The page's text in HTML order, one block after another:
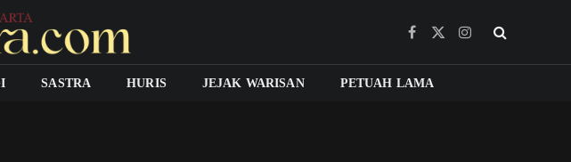
Facebook
X
Instagram
SASTRA HURIS JEJAK WARISAN PETUAH LAMA